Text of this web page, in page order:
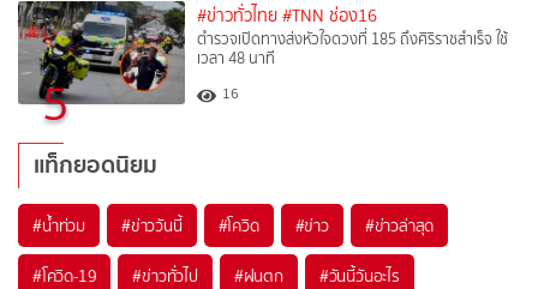
5
#ข่าวทั่วไทย #TNN ช่อง16
ตำรวจเปิดทางส่งหัวใจดวงที่ 185 ถึงศิริราชสำเร็จ ใช้
เวลา 48 นาที
16
แท็กยอดนิยม
#น้ำท่วม #ข่าววันนี้ #โควิด #ข่าว #ข่าวล่าสุด
#โควิด-19 #ข่าวทั่วไป #ฝนตก #วันนี้วันอะไร